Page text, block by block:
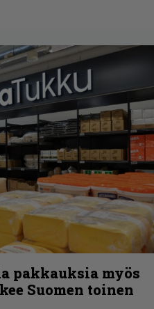
pakkauksia myös
Suomen toinen